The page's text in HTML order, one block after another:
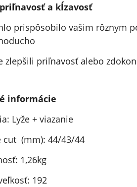
a kĺzavosť
prispôsobilo vašim rôznym
zlepšili priľnavosť alebo
informácie
Lyže + viazanie
cut (mm): 44/43/44
1,26kg
192